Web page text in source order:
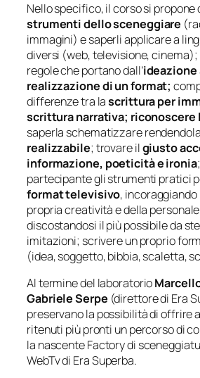
Nello specifico, il corso si propone
strumenti dello sceneggiare
immagini) e saperli applicare a
diversi (web, televisione,
regole che portano dall’ideazione
realizzazione di un format;
differenze tra lascrittura per
scrittura narrativa; riconoscere
saperla schematizzare rendendola
realizzabile; trovare ilgiusto
informazione, poeticità e ironia
partecipante gli strumenti pratici
format televisivo,
propria creatività e della
discostandosi il più possibile da
imitazioni; scrivere un proprio
(idea, soggetto, bibbia, scaletta,
Al termine del laboratorio
Gabriele Serpe (direttore di Era
preservano la possibilità di offrire
ritenuti più pronti un percorso di
la nascente Factory di
WebTv di Era Superba.